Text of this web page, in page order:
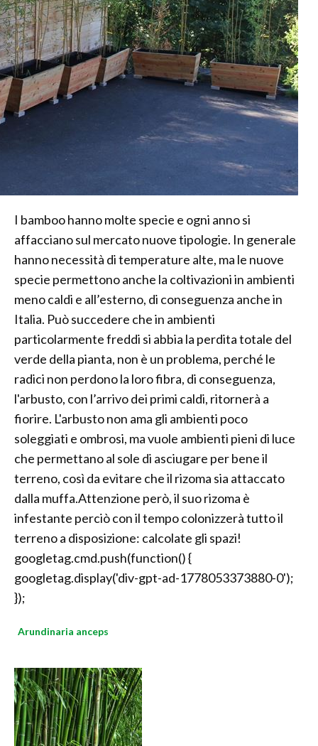
I bamboo hanno molte specie e ogni anno si
affacciano sul mercato nuove tipologie. In generale
hanno necessità di temperature alte, ma le nuove
specie permettono anche la coltivazioni in ambienti
meno caldi e all’esterno, di conseguenza anche in
Italia. Può succedere che in ambienti
particolarmente freddi si abbia la perdita totale del
verde della pianta, non è un problema, perché le
radici non perdono la loro fibra, di conseguenza,
l'arbusto, con l’arrivo dei primi caldi, ritornerà a
fiorire. L'arbusto non ama gli ambienti poco
soleggiati e ombrosi, ma vuole ambienti pieni di luce
che permettano al sole di asciugare per bene il
terreno, così da evitare che il rizoma sia attaccato
dalla muffa.Attenzione però, il suo rizoma è
infestante perciò con il tempo colonizzerà tutto il
terreno a disposizione: calcolate gli spazi!
googletag.cmd.push(function() {
googletag.display('div-gpt-ad-1778053373880-0');
});
Arundinaria anceps